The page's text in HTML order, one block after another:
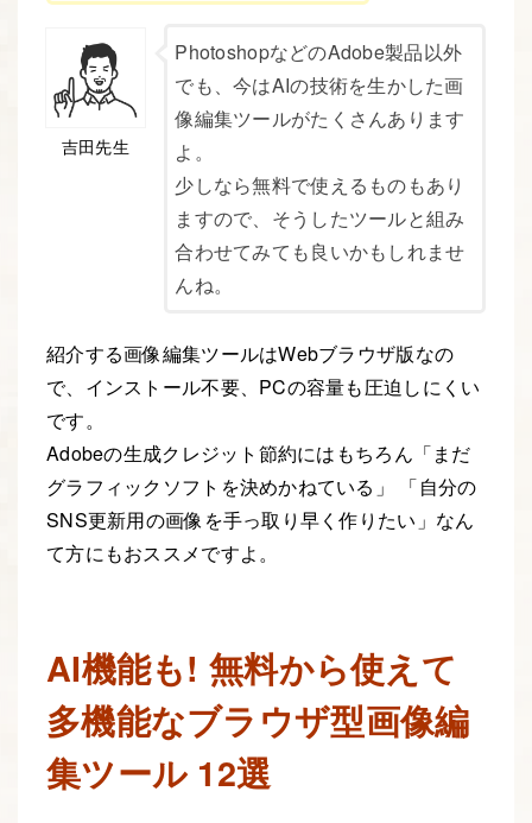
吉田先生
PhotoshopなどのAdobe製品以外
でも、今はAIの技術を生かした画
像編集ツールがたくさんあります
よ。
少しなら無料で使えるものもあり
ますので、そうしたツールと組み
合わせてみても良いかもしれませ
んね。
紹介する画像編集ツールはWebブラウザ版なの
で、インストール不要、PCの容量も圧迫しにくい
です。
Adobeの生成クレジット節約にはもちろん「まだ
グラフィックソフトを決めかねている」 「自分の
SNS更新用の画像を手っ取り早く作りたい」なん
て方にもおススメですよ。
AI機能も! 無料から使えて
多機能なブラウザ型画像編
集ツール 12選